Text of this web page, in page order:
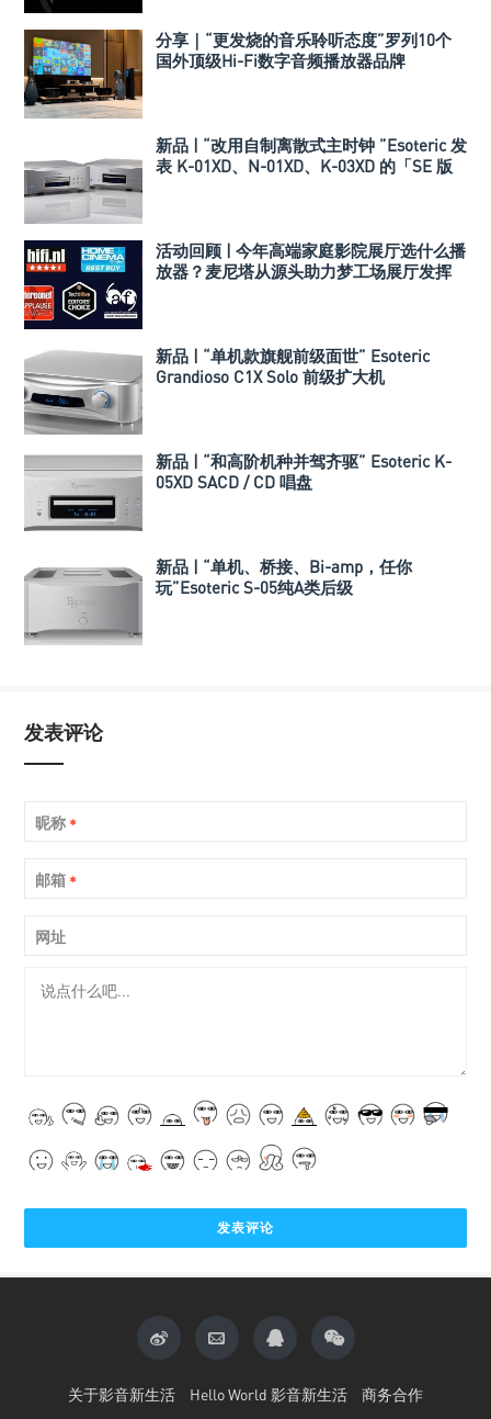
分享｜“更发烧的音乐聆听态度”罗列10个
国外顶级Hi-Fi数字音频播放器品牌
新品 | “改用自制离散式主时钟 ”Esoteric 发
表 K-01XD、N-01XD、K-03XD 的「SE 版
活动回顾 | 今年高端家庭影院展厅选什么播
放器？麦尼塔从源头助力梦工场展厅发挥
新品 | “单机款旗舰前级面世” Esoteric
Grandioso C1X Solo 前级扩大机
新品 | “和高阶机种并驾齐驱” Esoteric K-
05XD SACD / CD 唱盘
新品 | “单机、桥接、Bi-amp，任你
玩”Esoteric S-05纯A类后级
发表评论
昵称 *
邮箱 *
网址
关于影音新生活 Hello World 影音新生活 商务合作